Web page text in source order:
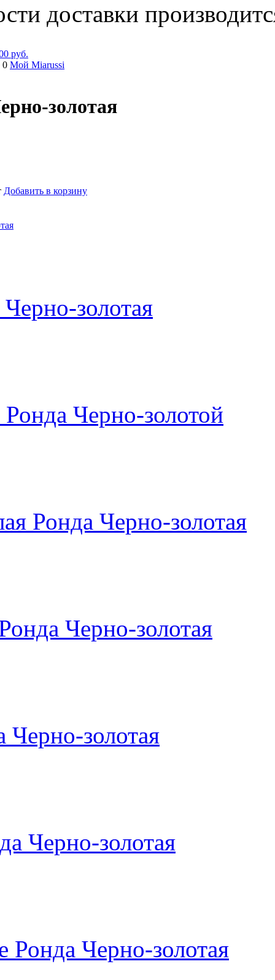
доставки
руб.
0 Мой Miarussi
золотая
Добавить в корзину
золотая
Черно-золотой
Ронда Черно-золотая
Черно-золотая
Черно-золотая
Черно-золотая
Черно-золотая